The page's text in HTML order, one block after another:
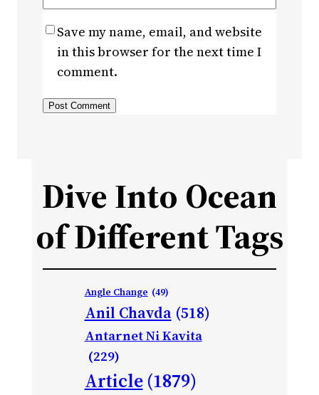
Save my name, email, and website
in this browser for the next time I
comment.
Dive Into Ocean
of Different Tags
Angle Change (49)
Anil Chavda (518)
Antarnet Ni Kavita
(229)
Article (1879)